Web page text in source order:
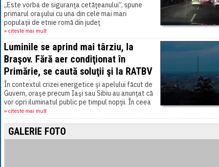
„Este vorba de siguranţa cetăţeanului”, spune
primarul oraşului cu una din cele mai mari
populaţii de etnie romă din judeţ
» citeste mai mult
Luminile se aprind mai târziu, la
Braşov. Fără aer condiţionat în
Primărie, se caută soluţii şi la RATBV
În contextul crizei energetice şi apelului făcut de
Guvern, oraşe precum Iaşi sau Sibiu au anunţat că
vor opri iluminatul public pe timpul nopţii. În ceea
ce priveşte municipiul Braşov,[...]
» citeste mai mult
GALERIE FOTO